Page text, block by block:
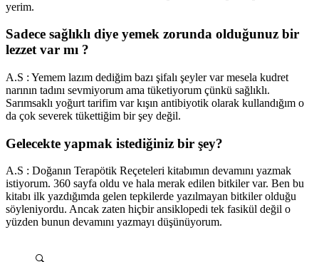
yerim.
Sadece sağlıklı diye yemek zorunda olduğunuz bir
lezzet var mı ?
A.S : Yemem lazım dediğim bazı şifalı şeyler var mesela kudret
narının tadını sevmiyorum ama tüketiyorum çünkü sağlıklı.
Sarımsaklı yoğurt tarifim var kışın antibiyotik olarak kullandığım o
da çok severek tükettiğim bir şey değil.
Gelecekte yapmak istediğiniz bir şey?
A.S : Doğanın Terapötik Reçeteleri kitabımın devamını yazmak
istiyorum. 360 sayfa oldu ve hala merak edilen bitkiler var. Ben bu
kitabı ilk yazdığımda gelen tepkilerde yazılmayan bitkiler olduğu
söyleniyordu. Ancak zaten hiçbir ansiklopedi tek fasikül değil o
yüzden bunun devamını yazmayı düşünüyorum.